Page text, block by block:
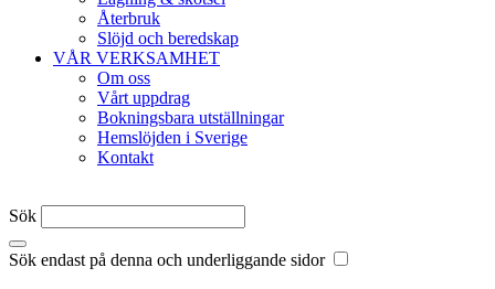
Återbruk
Slöjd och beredskap
VÅR VERKSAMHET
Om oss
Vårt uppdrag
Bokningsbara utställningar
Hemslöjden i Sverige
Kontakt
Sök
Sök endast på denna och underliggande sidor